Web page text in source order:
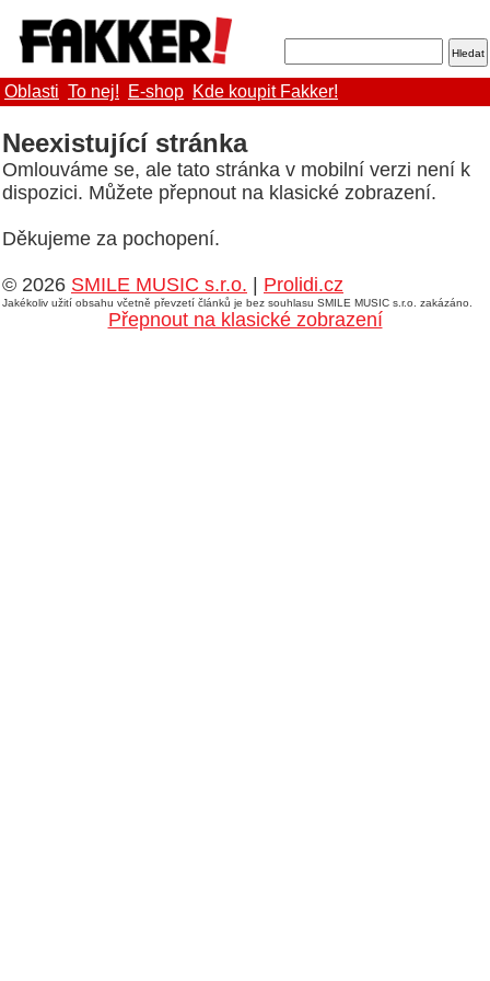
Oblasti To nej! E-shop Kde koupit Fakker!
Neexistující stránka
Omlouváme se, ale tato stránka v mobilní verzi není k
dispozici. Můžete přepnout na klasické zobrazení.
Děkujeme za pochopení.
© 2026 SMILE MUSIC s.r.o. Prolidi.cz
Jakékoliv užití obsahu včetně převzetí článků je bez souhlasu SMILE MUSIC s.r.o. zakázáno.
Přepnout na klasické zobrazení